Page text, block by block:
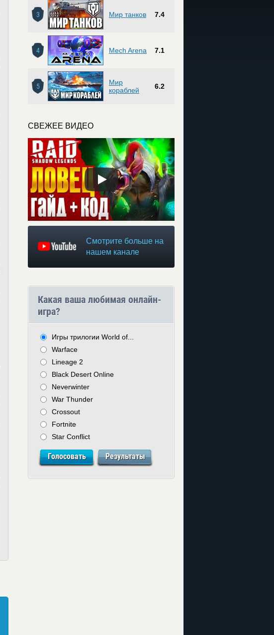
3 Мир танков 7.4
4 Mech Arena 7.1
5
Мир
кораблей
6.2
СВЕЖЕЕ ВИДЕО
Смотрите больше на
нашем канале
Какая ваша любимая онлайн-
игра?
Игры трилогии World of...
Warface
Lineage 2
Black Desert Online
Neverwinter
War Thunder
Crossout
Fortnite
Star Conflict